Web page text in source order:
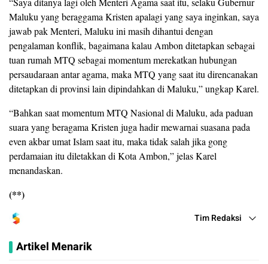
Maluku yang beraggama Kristen apalagi yang saya inginkan, saya
jawab pak Menteri, Maluku ini masih dihantui dengan
pengalaman konflik, bagaimana kalau Ambon ditetapkan sebagai
tuan rumah MTQ sebagai momentum merekatkan hubungan
persaudaraan antar agama, maka MTQ yang saat itu direncanakan
ditetapkan di provinsi lain dipindahkan di Maluku,” ungkap Karel.
“Bahkan saat momentum MTQ Nasional di Maluku, ada paduan
suara yang beragama Kristen juga hadir mewarnai suasana pada
even akbar umat Islam saat itu, maka tidak salah jika gong
perdamaian itu diletakkan di Kota Ambon,” jelas Karel
menandaskan.
(**)
Tim Redaksi
Artikel Menarik